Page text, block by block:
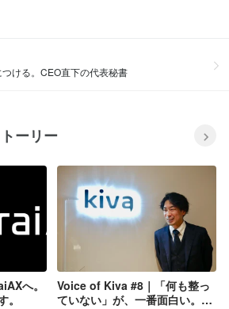
ける。CEO直下の代表秘書
ーリー
へ。
Voice of Kiva #8｜「何も整っ
ていない」が、一番面白い。